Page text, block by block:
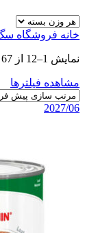
خانه فروشگاه
نمایش 1–12 از 67 نتیجه
مشاهده فیلترها
2027/06